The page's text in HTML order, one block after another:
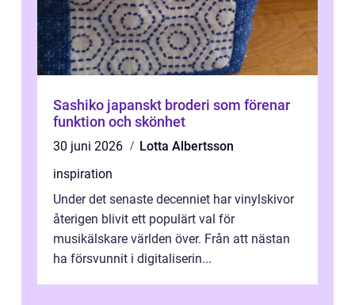
Sashiko japanskt broderi som förenar
funktion och skönhet
30 juni 2026
Lotta Albertsson
inspiration
Under det senaste decenniet har vinylskivor
återigen blivit ett populärt val för
musikälskare världen över. Från att nästan
ha försvunnit i digitaliserin...